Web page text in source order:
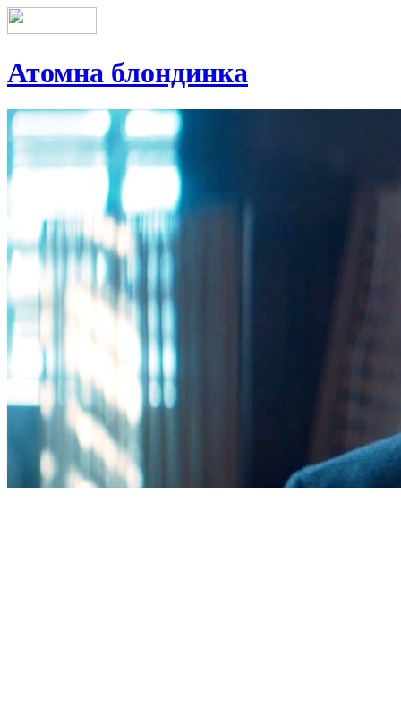
Атомна блондинка